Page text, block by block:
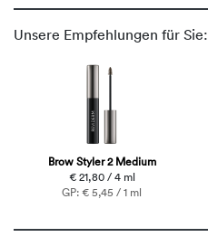
Unsere Empfehlungen für Sie:
Brow Styler 2 Medium
€ 21,80 / 4 ml
GP: € 5,45 / 1 ml